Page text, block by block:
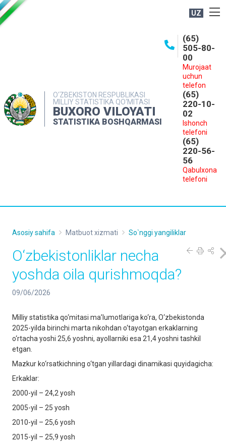
UZ
O‘ZBEKISTON RESPUBLIKASI
MILLIY STATISTIKA QO‘MITASI
BUXORO VILOYATI
STATISTIKA BOSHQARMASI
(65)
505-80-
00
Murojaat
uchun
telefon
(65)
220-10-
02
Ishonch
telefoni
(65)
220-56-
56
Qabulxona
telefoni
MATBUOT XIZMATI
MUROJAATLAR
Asosiy sahifa Matbuot xizmati So`nggi yangiliklar
O‘zbekistonliklar necha
yoshda oila qurishmoqda?
09/06/2026
Milliy statistika qo‘mitasi ma’lumotlariga ko‘ra, O‘zbekistonda
2025-yilda birinchi marta nikohdan o‘tayotgan erkaklarning
o‘rtacha yoshi 25,6 yoshni, ayollarniki esa 21,4 yoshni tashkil
etgan.
Mazkur ko‘rsatkichning o‘tgan yillardagi dinamikasi quyidagicha:
Erkaklar:
2000-yil – 24,2 yosh
2005-yil – 25 yosh
2010-yil – 25,6 yosh
2015-yil – 25,9 yosh